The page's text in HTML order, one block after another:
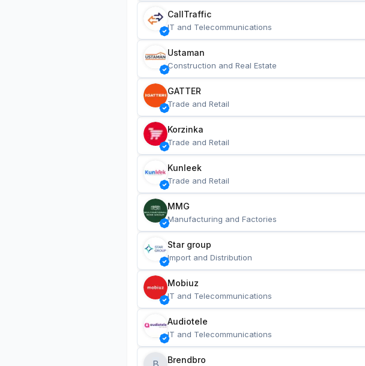
CallTraffic
IT and Telecommunications
Ustaman
Construction and Real Estate
GATTER
Trade and Retail
Korzinka
Trade and Retail
Kunleek
Trade and Retail
MMG
Manufacturing and Factories
Star group
Import and Distribution
Mobiuz
IT and Telecommunications
Audiotele
IT and Telecommunications
Brendbro